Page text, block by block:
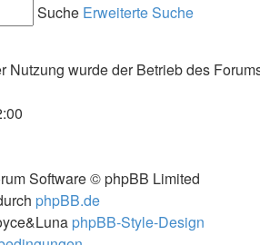
Suche Erweiterte Suche
Nutzung wurde der Betrieb des
Software © phpBB Limited
phpBB.de
phpBB-Style-Design